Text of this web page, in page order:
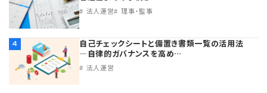
法人運営 理事・監事
4
自己チェックシートと備置き書類一覧の活用法
―自律的ガバナンスを高め…
法人運営